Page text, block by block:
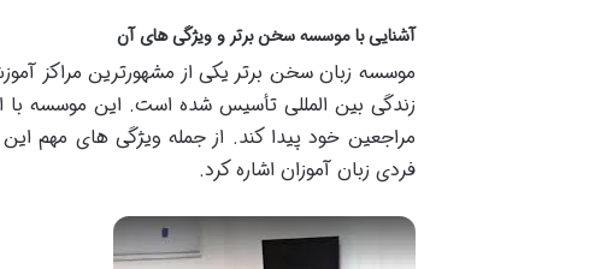
آشنایی با موسسه سخن برتر و ویژگی های آن
موسسه زبان سخن برتر یکی از مشهورترین مراکز
زندگی بین المللی تأسیس شده است. این موسسه با
مراجعین خود پیدا کند. از جمله ویژگی های مهم
فردی زبان آموزان اشاره کرد.